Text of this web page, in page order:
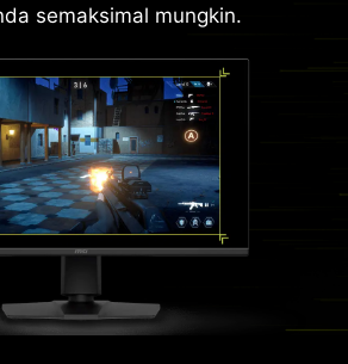
semaksimal mungkin.